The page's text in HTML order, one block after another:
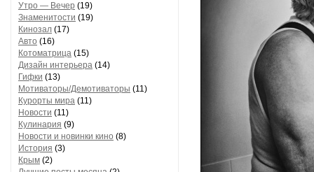
Утро — Вечер (19)
Знаменитости (19)
Кинозал (17)
Авто (16)
Котоматрица (15)
Дизайн интерьера (14)
Гифки (13)
Мотиваторы/Демотиваторы (11)
Курорты мира (11)
Новости (11)
Кулинария (9)
Новости и новинки кино (8)
История (3)
Крым (2)